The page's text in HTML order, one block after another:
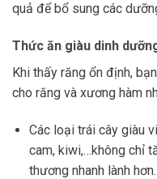
quả để bổ sung các
Thức ăn giàu dinh
Khi thấy răng ổn định,
cho răng và xương hàm
Các loại trái cây giàu
cam, kiwi,…không chỉ
thương nhanh lành hơn.